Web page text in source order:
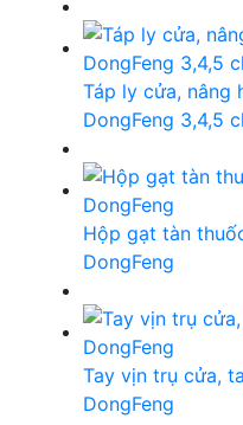
Táp ly cửa, nâng
DongFeng 3,4,5
Hộp gạt tàn
DongFeng
Tay vịn trụ cửa,
DongFeng